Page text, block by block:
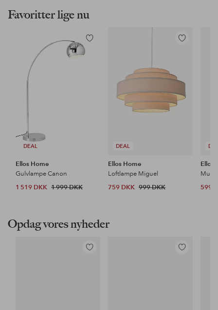
Favoritter lige nu
DEAL
Tilføj
til
Ellos Home
Gulvlampe Canon
1 519 DKK 1 999 DKK
DEAL
Tilføj
Ellos Home
Loftlampe Miguel
759 DKK 999 DKK
Ellos
599
Opdag vores nyheder
Tilføj
Tilføj